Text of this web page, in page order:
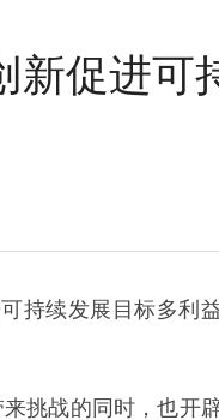
促进可
续发展目标多利
战的同时，也开辟